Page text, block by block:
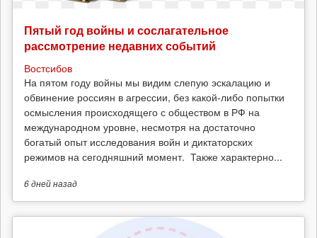
Пятый год войны и сослагательное
рассмотрение недавних событий
Востсибов
На пятом году войны мы видим слепую эскалацию и
обвинение россиян в агрессии, без какой-либо попытки
осмысления происходящего с обществом в РФ на
международном уровне, несмотря на достаточно
богатый опыт исследования войн и диктаторских
режимов на сегодняшний момент. Также характерно...
6 днейназад